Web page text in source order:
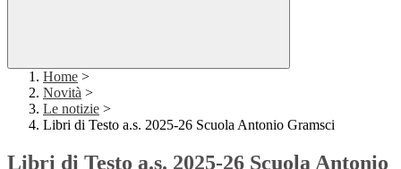
Home >
Novità >
Le notizie >
Libri di Testo a.s. 2025-26 Scuola Antonio Gramsci
Libri di Testo a.s. 2025-26 Scuola Antonio